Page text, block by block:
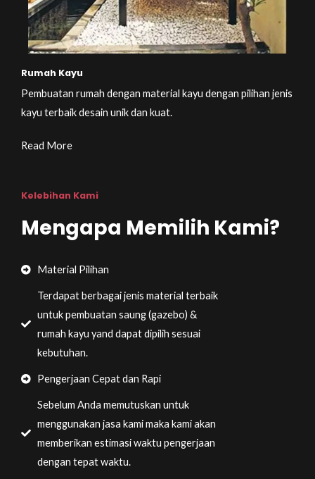
Rumah Kayu
Pembuatan rumah dengan material kayu dengan pilihan jenis
kayu terbaik desain unik dan kuat.
Read More
Kelebihan Kami
Mengapa Memilih Kami?
Material Pilihan
Terdapat berbagai jenis material terbaik
untuk pembuatan saung (gazebo) &
rumah kayu yand dapat dipilih sesuai
kebutuhan.
Pengerjaan Cepat dan Rapi
Sebelum Anda memutuskan untuk
menggunakan jasa kami maka kami akan
memberikan estimasi waktu pengerjaan
dengan tepat waktu.